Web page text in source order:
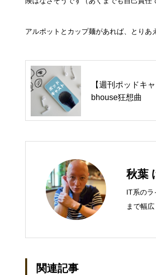
アルポットとカップ麺があれば、とりあ
【週刊ポッドキ
bhouse狂想曲
秋葉
IT系のラ
まで幅
関連記事